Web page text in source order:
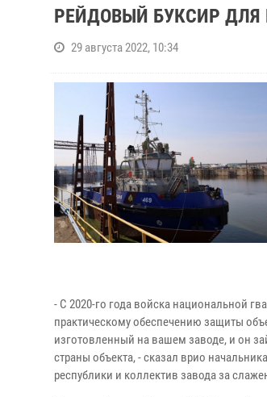
РЕЙДОВЫЙ БУКСИР ДЛЯ
29 августа 2022, 10:34
- С 2020-го года войска национальной
практическому обеспечению защиты
изготовленный на вашем заводе, и он
страны объекта, - сказал врио
республики и коллектив завода за